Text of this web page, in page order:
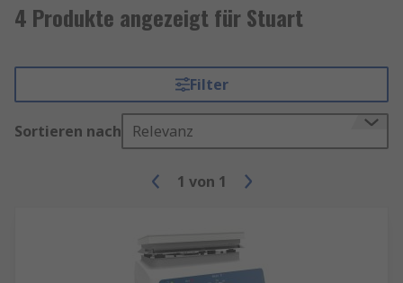
4 Produkte angezeigt für Stuart
Filter
Sortieren nach Relevanz
1 von 1